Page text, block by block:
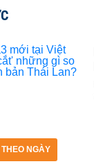
THEO NGÀY